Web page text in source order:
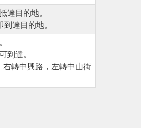
達目的地。
達目的地。
到達。
轉中興路，左轉中山街